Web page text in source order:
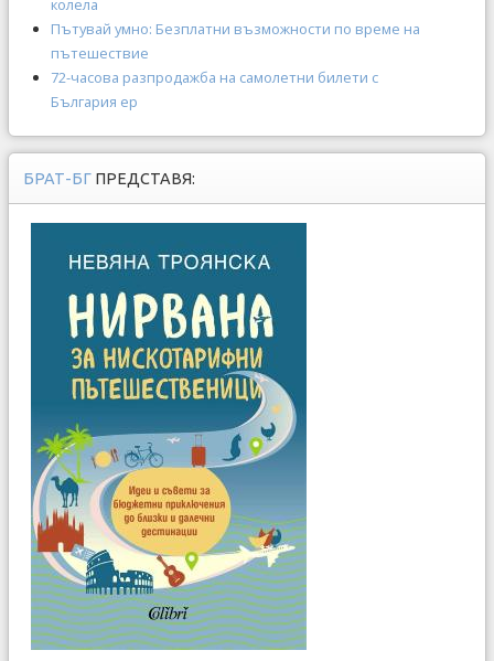
колела
Пътувай умно: Безплатни възможности по време на
пътешествие
72-часова разпродажба на самолетни билети с
България ер
БРАТ-БГ ПРЕДСТАВЯ: